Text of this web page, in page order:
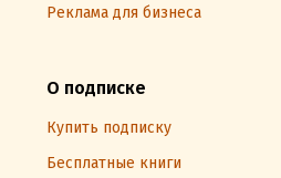
Реклама для бизнеса
О подписке
Купить подписку
Бесплатные книги